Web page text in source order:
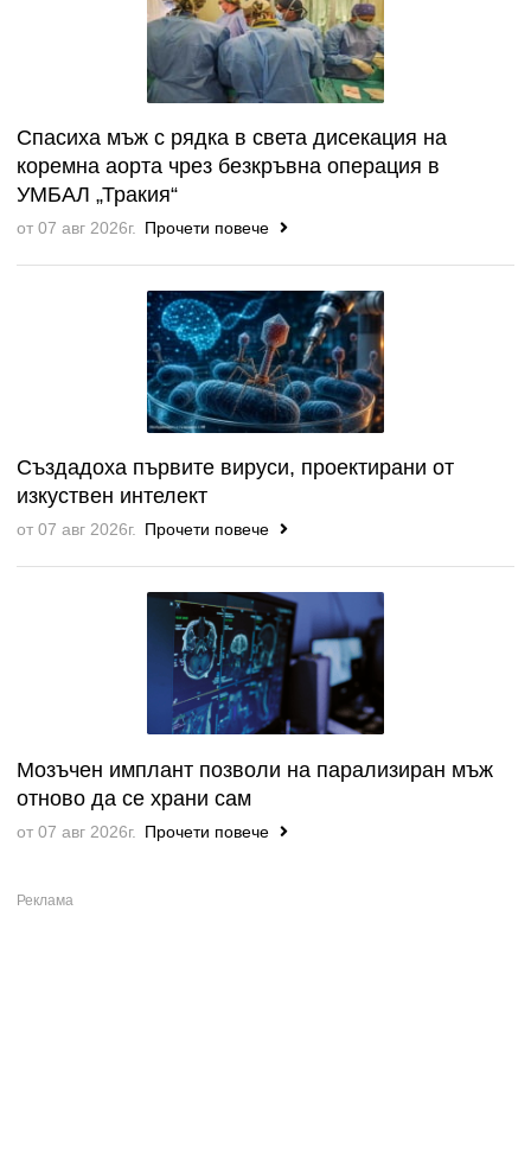
Спасиха мъж с рядка в света дисекация на
коремна аорта чрез безкръвна операция в
УМБАЛ „Тракия“
от 07 авг 2026г. Прочети повече
Създадоха първите вируси, проектирани от
изкуствен интелект
от 07 авг 2026г. Прочети повече
Мозъчен имплант позволи на парализиран мъж
отново да се храни сам
от 07 авг 2026г. Прочети повече